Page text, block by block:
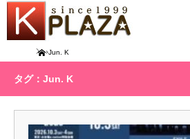
HomeJun. K
タグ：Jun. K